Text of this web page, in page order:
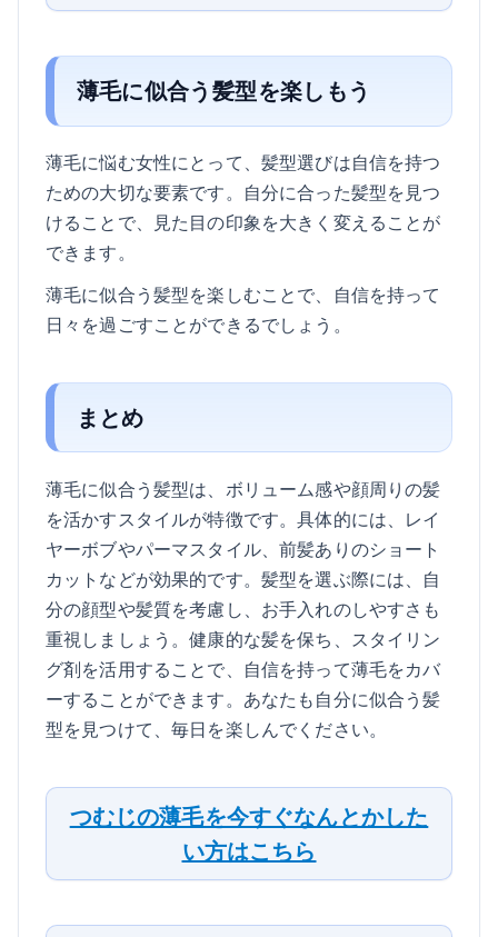
薄毛に似合う髪型を楽しもう
薄毛に悩む女性にとって、髪型選びは自信を持つ
ための大切な要素です。自分に合った髪型を見つ
けることで、見た目の印象を大きく変えることが
できます。
薄毛に似合う髪型を楽しむことで、自信を持って
日々を過ごすことができるでしょう。
まとめ
薄毛に似合う髪型は、ボリューム感や顔周りの髪
を活かすスタイルが特徴です。具体的には、レイ
ヤーボブやパーマスタイル、前髪ありのショート
カットなどが効果的です。髪型を選ぶ際には、自
分の顔型や髪質を考慮し、お手入れのしやすさも
重視しましょう。健康的な髪を保ち、スタイリン
グ剤を活用することで、自信を持って薄毛をカバ
ーすることができます。あなたも自分に似合う髪
型を見つけて、毎日を楽しんでください。
つむじの薄毛を今すぐなんとかした
い方はこちら